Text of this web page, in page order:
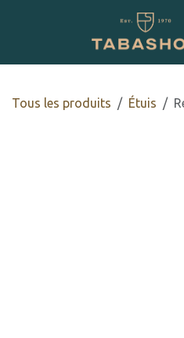
Tous les produits ​Étuis